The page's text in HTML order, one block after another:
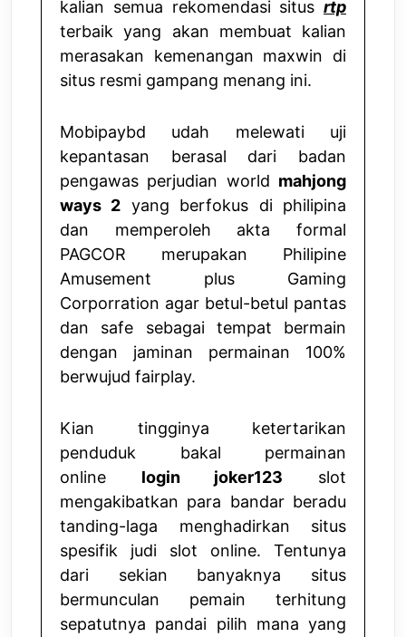
kalian semua rekomendasi situs rtp
terbaik yang akan membuat kalian
merasakan kemenangan maxwin di
situs resmi gampang menang ini.
Mobipaybd udah melewati uji
kepantasan berasal dari badan
pengawas perjudian world mahjong
ways 2 yang berfokus di philipina
dan memperoleh akta formal
PAGCOR merupakan Philipine
Amusement plus Gaming
Corporration agar betul-betul pantas
dan safe sebagai tempat bermain
dengan jaminan permainan 100%
berwujud fairplay.
Kian tingginya ketertarikan
penduduk bakal permainan
online login joker123 slot
mengakibatkan para bandar beradu
tanding-laga menghadirkan situs
spesifik judi slot online. Tentunya
dari sekian banyaknya situs
bermunculan pemain terhitung
sepatutnya pandai pilih mana yang